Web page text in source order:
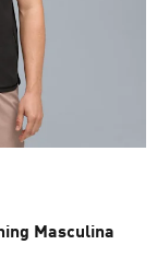
Masculina